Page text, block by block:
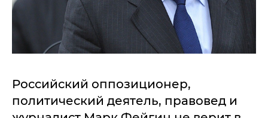
Российский оппозиционер,
политический деятель, правовед и